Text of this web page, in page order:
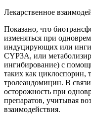
Лекарственное
Показано, что
изменяться при
индуцирующих или
CYP3A, или
ингибирование) с
таких как циклоспорин,
тролеандомицин. В
осторожность при
препаратов, учитывая
взаимодействия.